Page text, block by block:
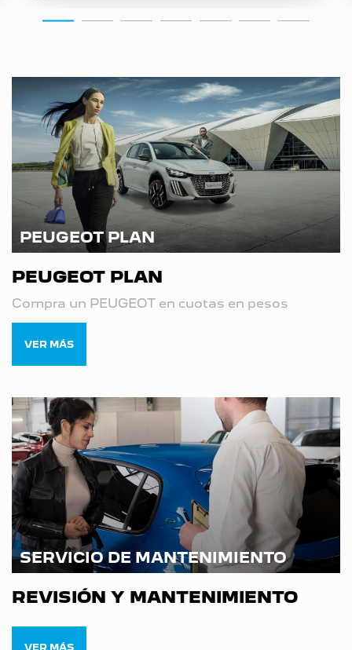
PEUGEOT PLAN
PEUGEOT PLAN
Compra un PEUGEOT en cuotas en pesos
VER MÁS
SERVICIO DE MANTENIMIENTO
REVISIÓN Y MANTENIMIENTO
VER MÁS